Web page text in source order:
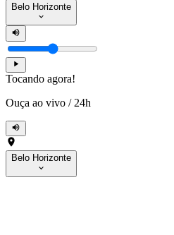
Belo Horizonte
Tocando agora!
Ouça ao vivo / 24h
Belo Horizonte